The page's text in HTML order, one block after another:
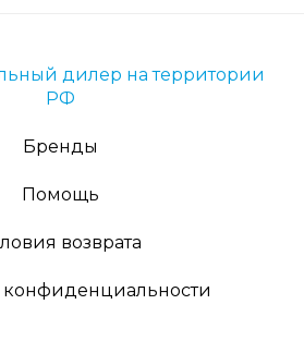
дилер на территории
РФ
Бренды
Помощь
возврата
конфиденциальности